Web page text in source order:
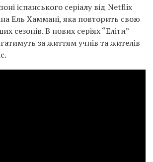
іспанського серіалу від Netflix
Ель Хаммані, яка повторить свою
сезонів. В нових серіях “Еліти”
за життям учнів та жителів